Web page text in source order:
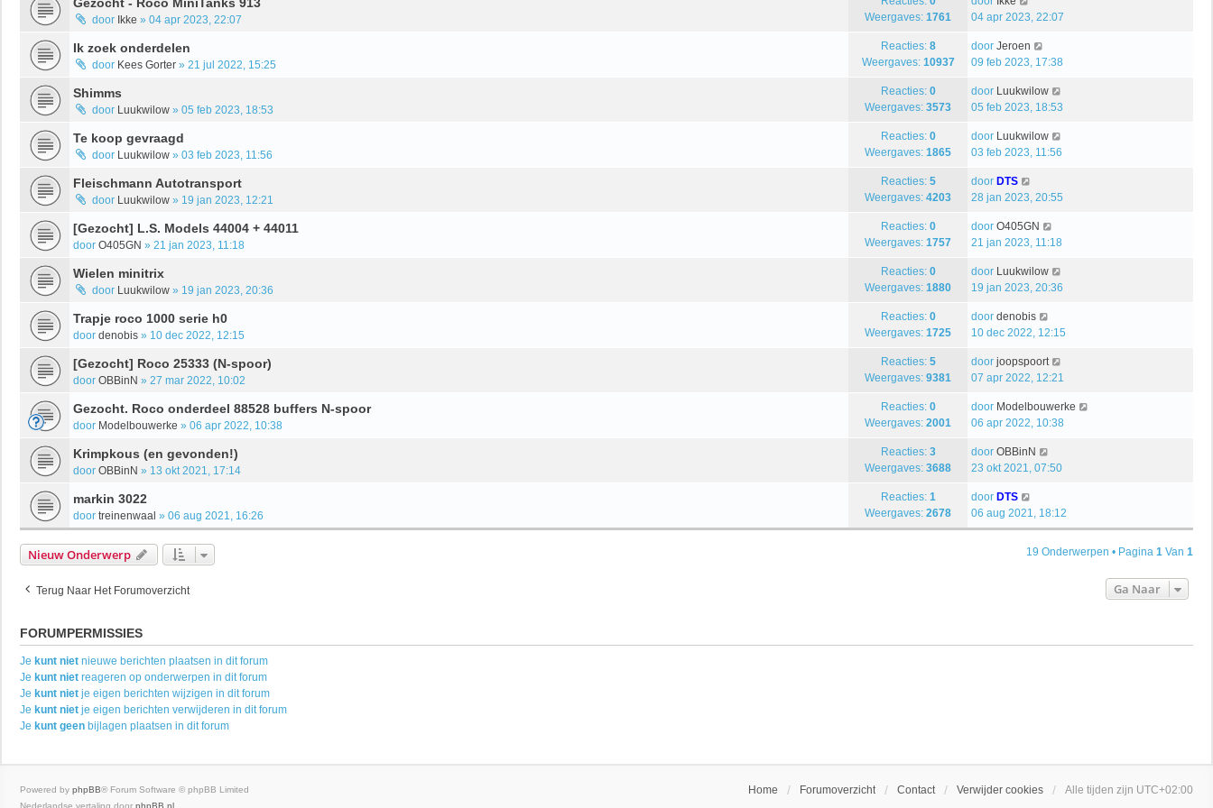
door Ikke » 04 apr 2023, 22:07
Weergaves: 1761
04 apr 2023, 22:07
Ik zoek onderdelen
door Kees Gorter » 21 jul 2022, 15:25
Reacties: 8
Weergaves: 10937
door Jeroen
09 feb 2023, 17:38
Shimms
door Luukwilow » 05 feb 2023, 18:53
Reacties: 0
Weergaves: 3573
door Luukwilow
05 feb 2023, 18:53
Te koop gevraagd
door Luukwilow » 03 feb 2023, 11:56
Reacties: 0
Weergaves: 1865
door Luukwilow
03 feb 2023, 11:56
Fleischmann Autotransport
door Luukwilow » 19 jan 2023, 12:21
Reacties: 5
Weergaves: 4203
door DTS
28 jan 2023, 20:55
[Gezocht] L.S. Models 44004 + 44011
door O405GN » 21 jan 2023, 11:18
Reacties: 0
Weergaves: 1757
door O405GN
21 jan 2023, 11:18
Wielen minitrix
door Luukwilow » 19 jan 2023, 20:36
Reacties: 0
Weergaves: 1880
door Luukwilow
19 jan 2023, 20:36
Trapje roco 1000 serie h0
door denobis » 10 dec 2022, 12:15
Reacties: 0
Weergaves: 1725
door denobis
10 dec 2022, 12:15
[Gezocht] Roco 25333 (N-spoor)
door OBBinN » 27 mar 2022, 10:02
Reacties: 5
Weergaves: 9381
door joopspoort
07 apr 2022, 12:21
Gezocht. Roco onderdeel 88528 buffers N-spoor
door Modelbouwerke » 06 apr 2022, 10:38
Reacties: 0
Weergaves: 2001
door Modelbouwerke
06 apr 2022, 10:38
Krimpkous (en gevonden!)
door OBBinN » 13 okt 2021, 17:14
Reacties: 3
Weergaves: 3688
door OBBinN
23 okt 2021, 07:50
markin 3022
door treinenwaal » 06 aug 2021, 16:26
Reacties: 1
Weergaves: 2678
door DTS
06 aug 2021, 18:12
Nieuw Onderwerp 19 Onderwerpen • Pagina 1 Van 1
Terug Naar Het Forumoverzicht Ga Naar
FORUMPERMISSIES
Je kunt niet nieuwe berichten plaatsen in dit forum
Je kunt niet reageren op onderwerpen in dit forum
Je kunt niet je eigen berichten wijzigen in dit forum
Je kunt niet je eigen berichten verwijderen in dit forum
Je kunt geen bijlagen plaatsen in dit forum
Home Forumoverzicht Contact Verwijder cookies Alle tijden zijn UTC+02:00
Powered by phpBB® Forum Software © phpBB Limited
Nederlandse vertaling door phpBB.nl